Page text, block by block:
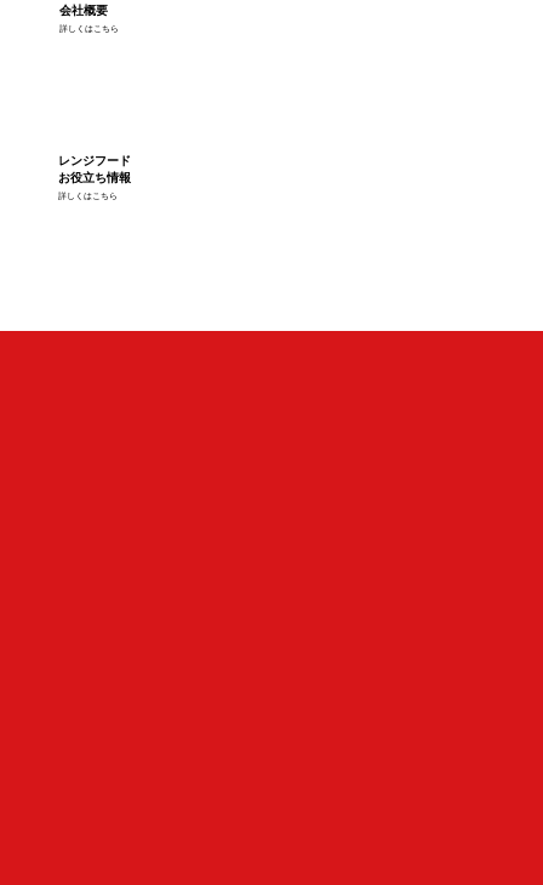
詳しくはこちら
会社概要
詳しくはこちら
レンジフード
お役立ち情報